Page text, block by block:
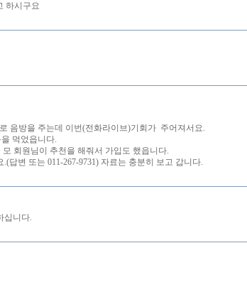
하시구요
음방을 주는데 이번(전화라이브)기회가 주어져서요.
먹었읍니다.
회원님이 추천을 해줘서 가입도 했읍니다.
답변 또는 011-267-9731) 자료는 충분히 보고 갑니다.
십니다.